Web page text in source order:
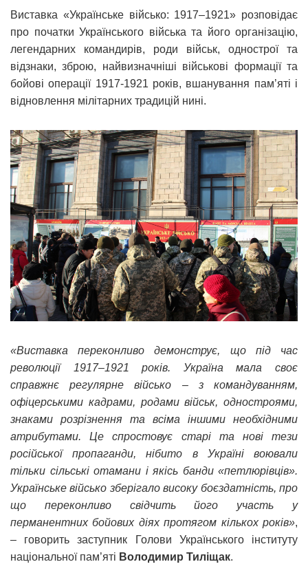
Виставка «Українське військо: 1917–1921» розповідає
про початки Українського війська та його організацію,
легендарних командирів, роди військ, однострої та
відзнаки, зброю, найвизначніші військові формації та
бойові операції 1917-1921 років, вшанування пам’яті і
відновлення мілітарних традицій нині.
«Виставка переконливо демонструє, що під час
революції 1917–1921 років. Україна мала своє
справжнє регулярне військо – з командуванням,
офіцерськими кадрами, родами військ, одностроями,
знаками розрізнення та всіма іншими необхідними
атрибутами. Це спростовує старі та нові тези
російської пропаганди, нібито в Україні воювали
тільки сільські отамани і якісь банди «петлюрівців».
Українське військо зберігало високу боєздатність, про
що переконливо свідчить його участь у
перманентних бойових діях протягом кількох років»,
– говорить заступник Голови Українського інституту
національної пам’яті Володимир Тиліщак.